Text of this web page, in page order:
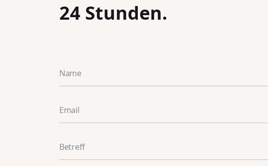
24 Stunden.